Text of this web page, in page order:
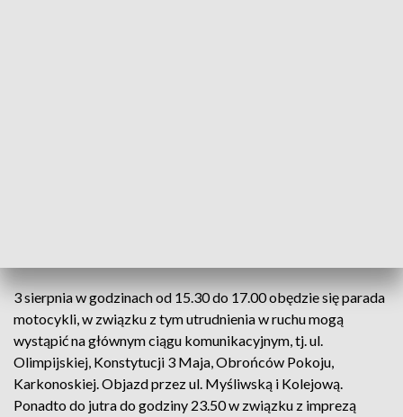
3 sierpnia w godzinach od 15.30 do 17.00 obędzie się parada
motocykli, w związku z tym utrudnienia w ruchu mogą
wystąpić na głównym ciągu komunikacyjnym, tj. ul.
Olimpijskiej, Konstytucji 3 Maja, Obrońców Pokoju,
Karkonoskiej. Objazd przez ul. Myśliwską i Kolejową.
Ponadto do jutra do godziny 23.50 w związku z imprezą